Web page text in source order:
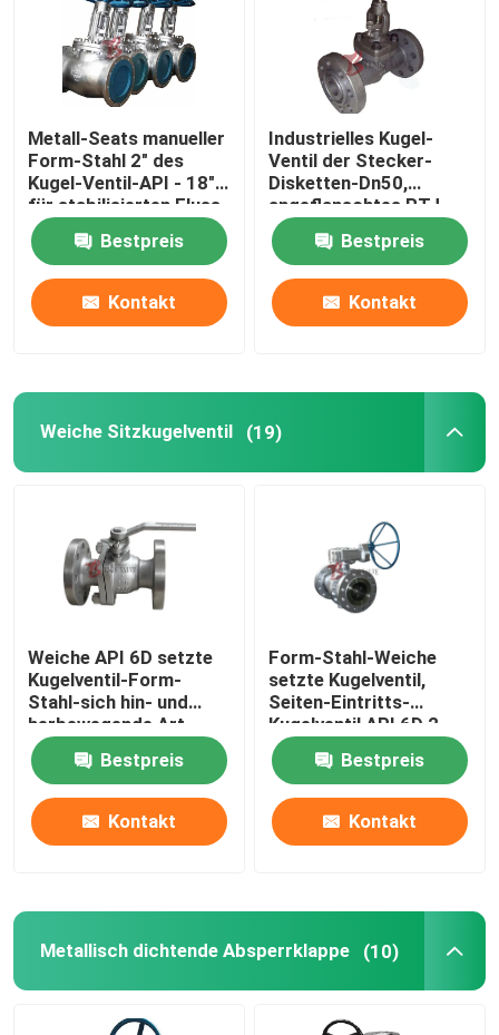
Metall-Seats manueller
Form-Stahl 2" des
Kugel-Ventil-API - 18"
für stabilisierten Fluss
Bestpreis
Kontakt
Industrielles Kugel-
Ventil der Stecker-
Disketten-Dn50,
angeflanschtes RTJ-
Enden-
Kohlenstoffstahl-
Kugel-Ventil
Bestpreis
Kontakt
Weiche Sitzkugelventil (19)
Weiche API 6D setzte
Kugelventil-Form-
Stahl-sich hin- und
herbewegende Art
Seiteneintritts-
aufgeteilten Körper
Q41F
Bestpreis
Kontakt
Form-Stahl-Weiche
setzte Kugelventil,
Seiten-Eintritts-
Kugelventil API 6D 2
Zoll - 36 Zoll
Bestpreis
Kontakt
Metallisch dichtende Absperrklappe (10)